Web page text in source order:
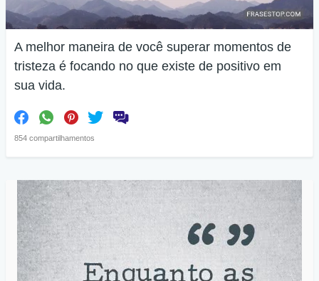
A melhor maneira de você superar momentos de
tristeza é focando no que existe de positivo em
sua vida.
854 compartilhamentos